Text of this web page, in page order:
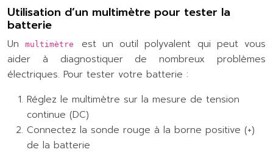
Utilisation d’un multimètre pour tester la
batterie
Unmultimètre est un outil polyvalent qui peut vous
aider à diagnostiquer de nombreux problèmes
électriques. Pour tester votre batterie :
Réglez le multimètre sur la mesure de tension
continue (DC)
Connectez la sonde rouge à la borne positive (+)
de la batterie